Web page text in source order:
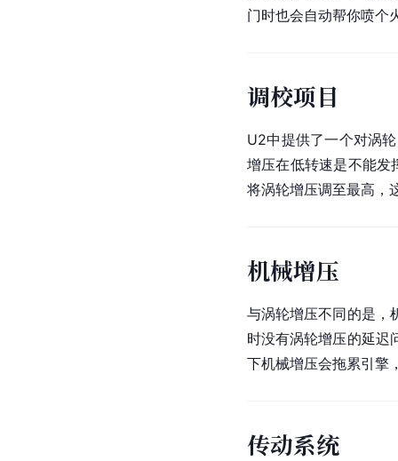
门时也会自动帮你喷个
调校项目
U2中提供了一个对涡
增压在低转速是不能
将涡轮增压调至最高，
机械增压
与涡轮增压不同的是，
时没有涡轮增压的延迟
下机械增压会拖累引擎
传动系统